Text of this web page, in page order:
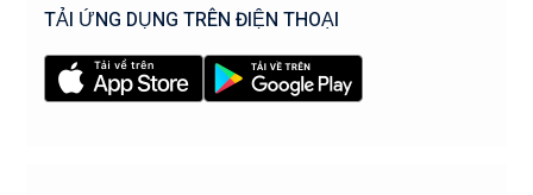
TẢI ỨNG DỤNG TRÊN ĐIỆN THOẠI